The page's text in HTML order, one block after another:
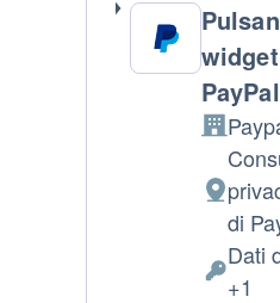
PayPal
Luogo
di
Dati
Dati
+1